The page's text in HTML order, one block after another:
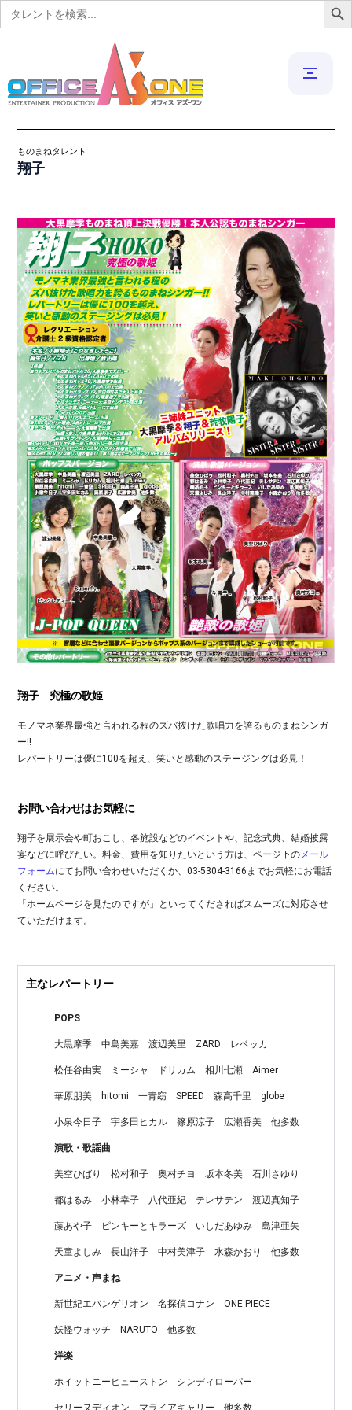
Search
for:
ものまねタレント
翔子
翔子 究極の歌姫
モノマネ業界最強と言われる程のズバ抜けた歌唱力を誇るものまねシンガ
ー!!
レパートリーは優に100を超え、笑いと感動のステージングは必見！
お問い合わせはお気軽に
翔子を展示会や町おこし、各施設などのイベントや、記念式典、結婚披露
宴などに呼びたい。料金、費用を知りたいという方は、ページ下のメール
フォームにてお問い合わせいただくか、03-5304-3166までお気軽にお電話
ください。
「ホームページを見たのですが」といってくださればスムーズに対応させ
ていただけます。
主なレパートリー
POPS
大黒摩季 中島美嘉 渡辺美里 ZARD レベッカ
松任谷由実 ミーシャ ドリカム 相川七瀬 Aimer
華原朋美 hitomi 一青窈 SPEED 森高千里 globe
小泉今日子 宇多田ヒカル 篠原涼子 広瀬香美 他多数
演歌・歌謡曲
美空ひばり 松村和子 奥村チヨ 坂本冬美 石川さゆり
都はるみ 小林幸子 八代亜紀 テレサテン 渡辺真知子
藤あや子 ピンキーとキラーズ いしだあゆみ 島津亜矢
天童よしみ 長山洋子 中村美津子 水森かおり 他多数
アニメ・声まね
新世紀エバンゲリオン 名探偵コナン ONE PIECE
妖怪ウォッチ NARUTO 他多数
洋楽
ホイットニーヒューストン シンディローパー